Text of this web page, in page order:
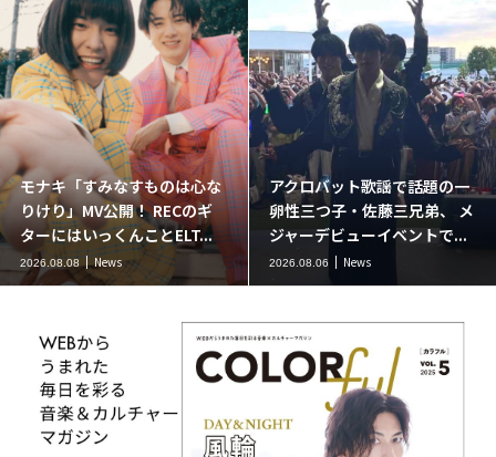
モナキ「すみなすものは心な
りけり」MV公開！ RECのギ
ターにはいっくんことELT...
2026.08.08 News
アクロバット歌謡で話題の一
卵性三つ子・佐藤三兄弟、 メ
ジャーデビューイベントで...
2026.08.06 News